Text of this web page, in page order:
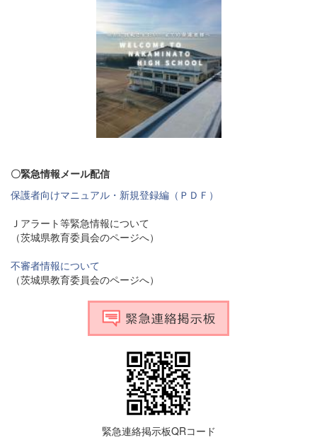
〇緊急情報メール配信
保護者向けマニュアル・新規登録編（ＰＤＦ）
Ｊアラート等緊急情報について
（茨城県教育委員会のページへ）
不審者情報について
（茨城県教育委員会のページへ）
緊急連絡掲示板QRコード